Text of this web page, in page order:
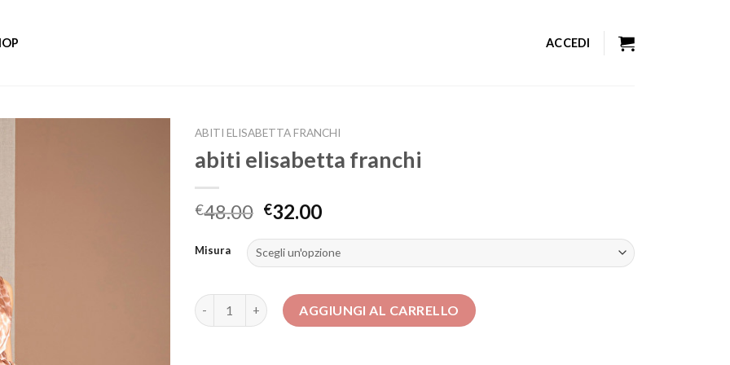
ACCEDI
ABITI ELISABETTA FRANCHI
abiti elisabetta franchi
€48.00 €32.00
Misura
abiti elisabetta franchi quantitàAGGIUNGI AL CARRELLO